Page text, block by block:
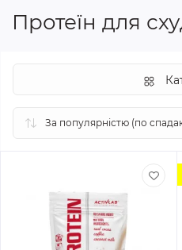
Протеїн для